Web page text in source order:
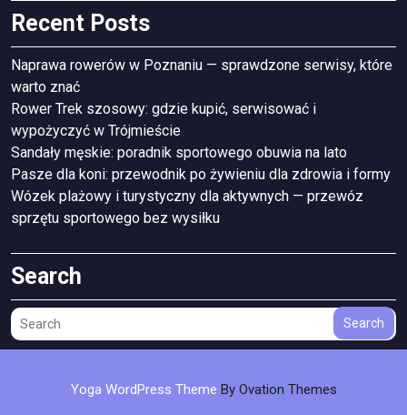
Recent Posts
Naprawa rowerów w Poznaniu — sprawdzone serwisy, które
warto znać
Rower Trek szosowy: gdzie kupić, serwisować i
wypożyczyć w Trójmieście
Sandały męskie: poradnik sportowego obuwia na lato
Pasze dla koni: przewodnik po żywieniu dla zdrowia i formy
Wózek plażowy i turystyczny dla aktywnych — przewóz
sprzętu sportowego bez wysiłku
Search
Search
Yoga WordPress Theme By Ovation Themes